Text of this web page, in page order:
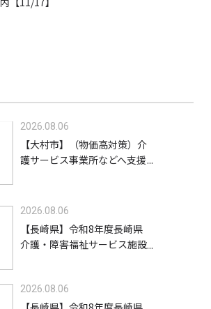
2026.08.06
【大村市】（物価高対策）介
護サービス事業所などへ支援
2026.08.06
【長崎県】令和8年度長崎県
介護・障害福祉サービス施設
2026.08.06